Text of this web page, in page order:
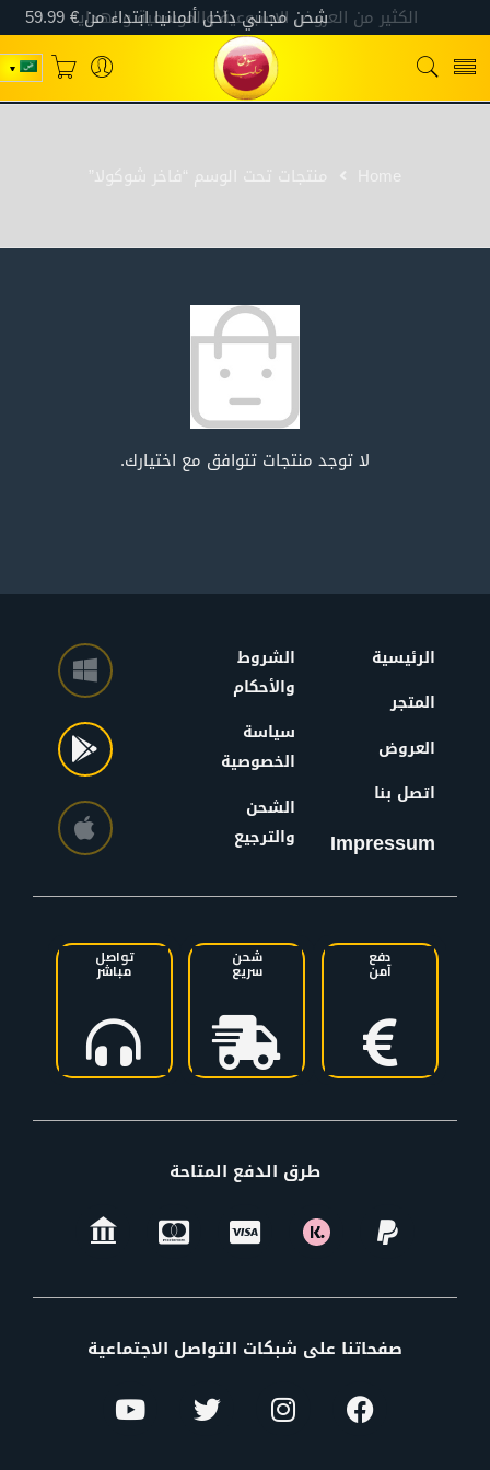
لا توجد منتجات تتوافق مع اختيارك.
الرئيسية
المتجر
العروض
اتصل بنا
Impressum
الشروط
والأحكام
سياسة
الخصوصية
الشحن
والترجيع
دفع
آمن
شحن
سريع
تواصل
مباشر
طرق الدفع المتاحة
صفحاتنا على شبكات التواصل الاجتماعية